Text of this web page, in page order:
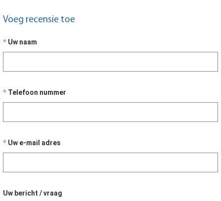
Voeg recensie toe
Uw naam
Telefoon nummer
Uw e-mail adres
Uw bericht / vraag